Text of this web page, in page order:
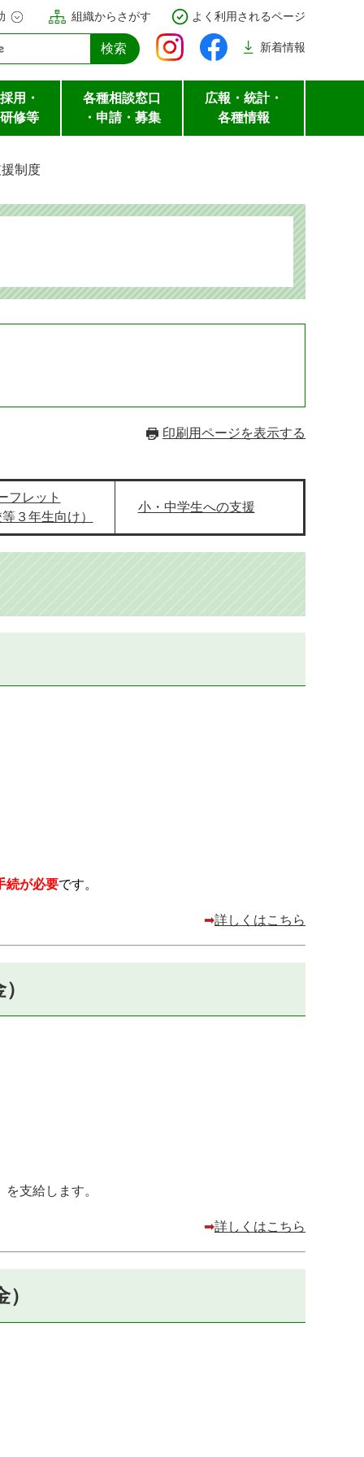
組織からさがす よく利用されるページ
新着情報
用・
修等
各種相談窓口
・申請・募集
広報・統計・
各種情報
制度
印刷用ページを表示する
フレット
等３年生向け）
小・中学生への支援
続が必要です。
➡詳しくはこちら
支給します。
➡詳しくはこちら